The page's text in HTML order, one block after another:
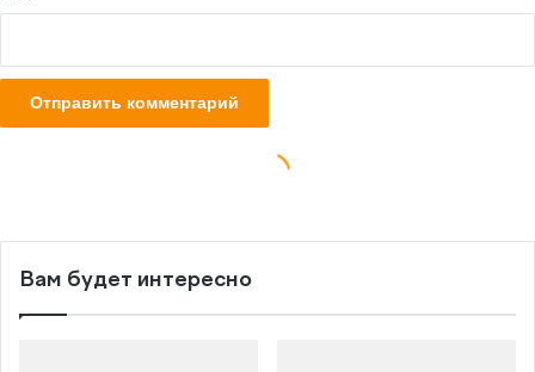
Вам будет интересно